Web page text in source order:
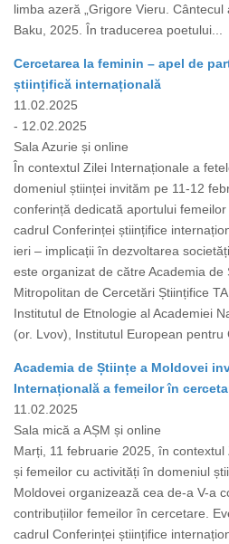
limba azeră „Grigore Vieru. Cântecul
Baku, 2025. În traducerea poetului...
Cercetarea la feminin – apel de
științifică internațională
11.02.2025
- 12.02.2025
Sala Azurie și online
În contextul Zilei Internaționale a
domeniul științei invităm pe 11-12
conferință dedicată aportului
cadrul Conferinței științifice
ieri – implicații în dezvoltarea
este organizat de către Academia
Mitropolitan de Cercetări Științifice
Institutul de Etnologie al Academiei
(or. Lvov), Institutul European pentru
Academia de Științe a Moldovei
Internațională a femeilor în
11.02.2025
Sala mică a AȘM și online
Marți, 11 februarie 2025, în
și femeilor cu activități în domeniul
Moldovei organizează cea de-a V-a
contribuțiilor femeilor în cercetare.
cadrul Conferinței științifice